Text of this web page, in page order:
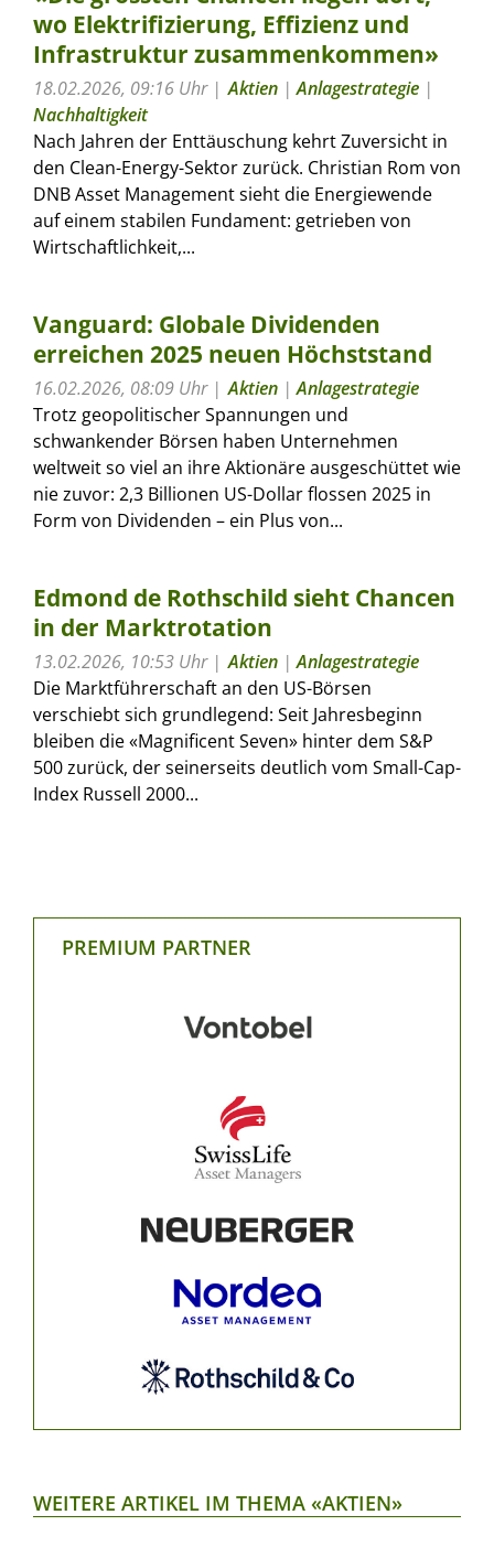
wo Elektrifizierung, Effizienz und
Infrastruktur zusammenkommen»
18.02.2026, 09:16 Uhr Aktien |Anlagestrategie |
Nachhaltigkeit
Nach Jahren der Enttäuschung kehrt Zuversicht in
den Clean-Energy-Sektor zurück. Christian Rom von
DNB Asset Management sieht die Energiewende
auf einem stabilen Fundament: getrieben von
Wirtschaftlichkeit,...
Vanguard: Globale Dividenden
erreichen 2025 neuen Höchststand
16.02.2026, 08:09 Uhr Aktien |Anlagestrategie
Trotz geopolitischer Spannungen und
schwankender Börsen haben Unternehmen
weltweit so viel an ihre Aktionäre ausgeschüttet wie
nie zuvor: 2,3 Billionen US-Dollar flossen 2025 in
Form von Dividenden – ein Plus von...
Edmond de Rothschild sieht Chancen
in der Marktrotation
13.02.2026, 10:53 Uhr Aktien |Anlagestrategie
Die Marktführerschaft an den US-Börsen
verschiebt sich grundlegend: Seit Jahresbeginn
bleiben die «Magnificent Seven» hinter dem S&P
500 zurück, der seinerseits deutlich vom Small-Cap-
Index Russell 2000...
PREMIUM PARTNER
WEITERE ARTIKEL IM THEMA «AKTIEN»